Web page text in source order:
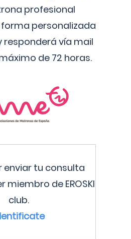
profesional
personalizada
responderá vía mail
de 72 horas.
enviar tu consulta
miembro de EROSKI
club.